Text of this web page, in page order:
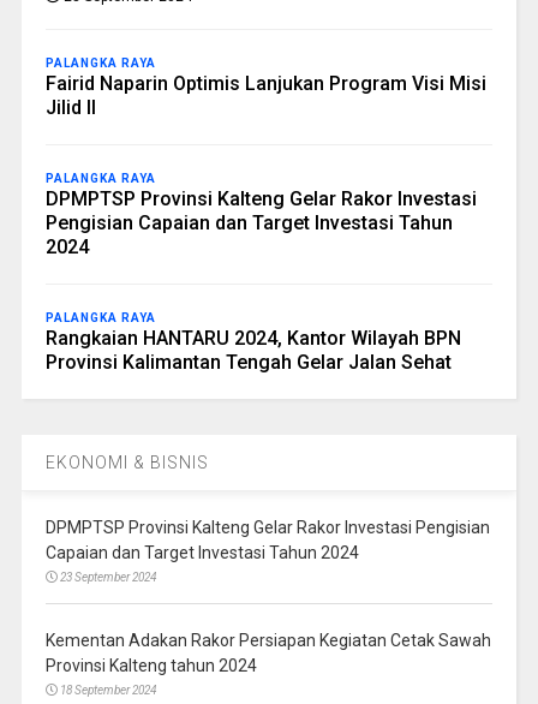
PALANGKA RAYA
Fairid Naparin Optimis Lanjukan Program Visi Misi
Jilid II
PALANGKA RAYA
DPMPTSP Provinsi Kalteng Gelar Rakor Investasi
Pengisian Capaian dan Target Investasi Tahun
2024
PALANGKA RAYA
Rangkaian HANTARU 2024, Kantor Wilayah BPN
Provinsi Kalimantan Tengah Gelar Jalan Sehat
EKONOMI & BISNIS
DPMPTSP Provinsi Kalteng Gelar Rakor Investasi Pengisian
Capaian dan Target Investasi Tahun 2024
23 September 2024
Kementan Adakan Rakor Persiapan Kegiatan Cetak Sawah
Provinsi Kalteng tahun 2024
18 September 2024